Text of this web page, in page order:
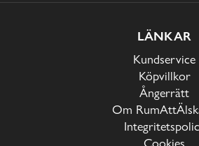
LÄNKAR
Kundservice
Köpvillkor
Ångerrätt
Om
Cookies